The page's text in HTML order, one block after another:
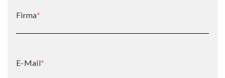
Firma*
E-Mail*